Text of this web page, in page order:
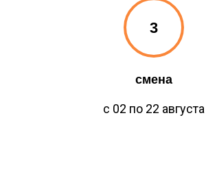
смена
с 02 по 22 августа